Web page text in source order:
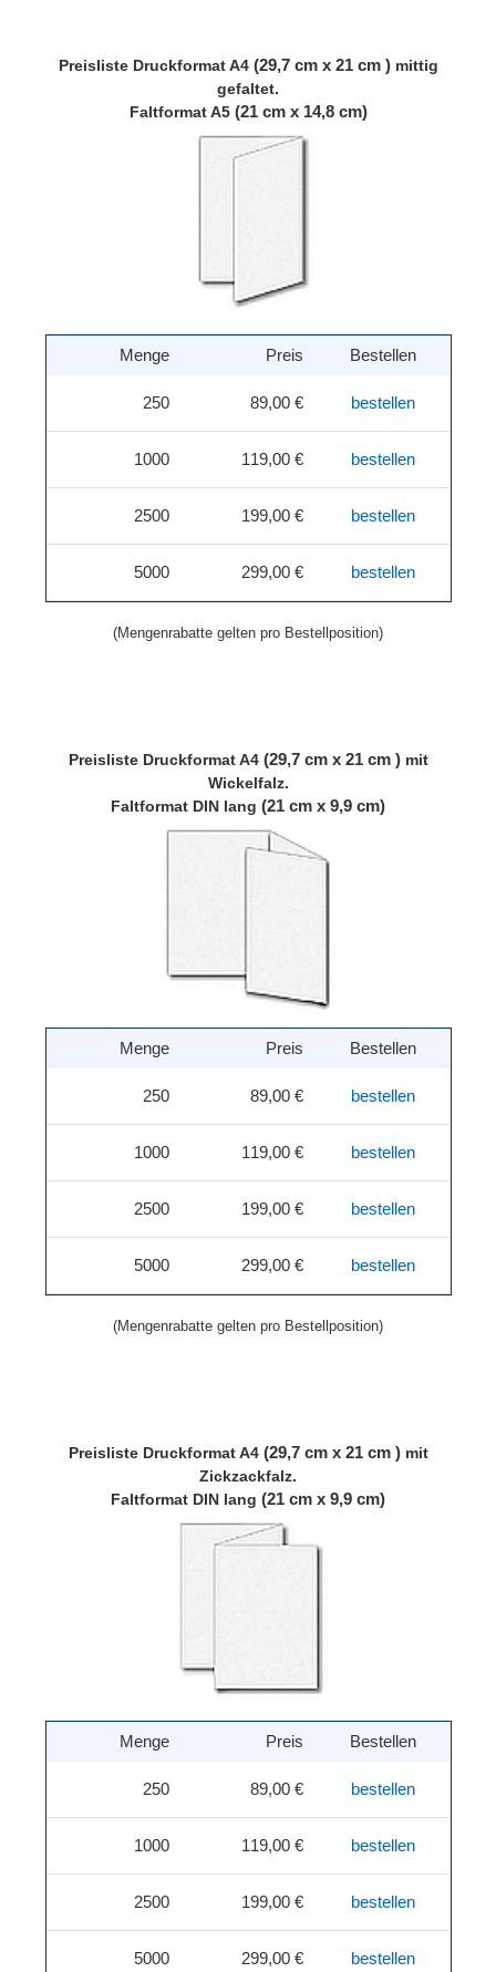
Preisliste Druckformat A4 (29,7 cm x 21 cm )mittig
gefaltet.
Faltformat A5 (21 cm x 14,8 cm)
Menge Preis Bestellen
250 89,00 € bestellen
1000 119,00 € bestellen
2500 199,00 € bestellen
5000 299,00 € bestellen
(Mengenrabatte gelten pro Bestellposition)
Preisliste Druckformat A4 (29,7 cm x 21 cm )mit
Wickelfalz.
Faltformat DIN lang (21 cm x 9,9 cm)
Menge Preis Bestellen
250 89,00 € bestellen
1000 119,00 € bestellen
2500 199,00 € bestellen
5000 299,00 € bestellen
(Mengenrabatte gelten pro Bestellposition)
Preisliste Druckformat A4 (29,7 cm x 21 cm )mit
Zickzackfalz.
Faltformat DIN lang (21 cm x 9,9 cm)
Menge Preis Bestellen
250 89,00 € bestellen
1000 119,00 € bestellen
2500 199,00 € bestellen
5000 299,00 € bestellen